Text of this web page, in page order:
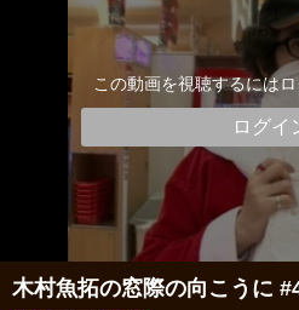
この動画を視聴するにはロ
ログイ
木村魚拓の窓際の向こうに